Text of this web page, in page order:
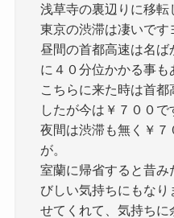
浅草寺の裏辺りに移転
東京の渋滞は凄いです
昼間の首都高速は名
に４０分位かかる事も
こちらに来た時は首
したが今は￥７００で
夜間は渋滞も無く￥
が。
室蘭に帰省すると昔み
びしい気持ちにもなり
せてくれて、気持ち